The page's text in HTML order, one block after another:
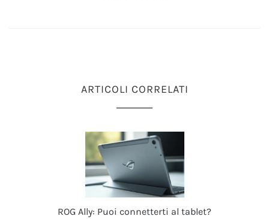
ARTICOLI CORRELATI
ROG Ally: Puoi connetterti al tablet?